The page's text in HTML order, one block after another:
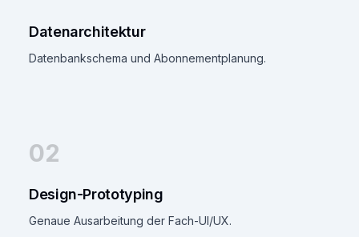
Datenarchitektur
Datenbankschema und Abonnementplanung.
02
Design-Prototyping
Genaue Ausarbeitung der Fach-UI/UX.